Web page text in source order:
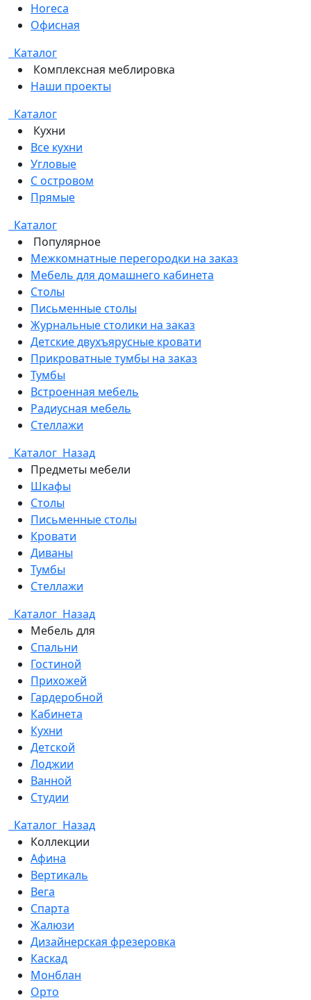
Horeca
Офисная
Каталог
Комплексная меблировка
Наши проекты
Каталог
Кухни
Все кухни
Угловые
С островом
Прямые
Каталог
Популярное
Межкомнатные перегородки на заказ
Мебель для домашнего кабинета
Столы
Письменные столы
Журнальные столики на заказ
Детские двухъярусные кровати
Прикроватные тумбы на заказ
Тумбы
Встроенная мебель
Радиусная мебель
Стеллажи
Каталог Назад
Предметы мебели
Шкафы
Столы
Письменные столы
Кровати
Диваны
Тумбы
Стеллажи
Каталог Назад
Мебель для
Спальни
Гостиной
Прихожей
Гардеробной
Кабинета
Кухни
Детской
Лоджии
Ванной
Студии
Каталог Назад
Коллекции
Афина
Вертикаль
Вега
Спарта
Жалюзи
Дизайнерская фрезеровка
Каскад
Монблан
Орто